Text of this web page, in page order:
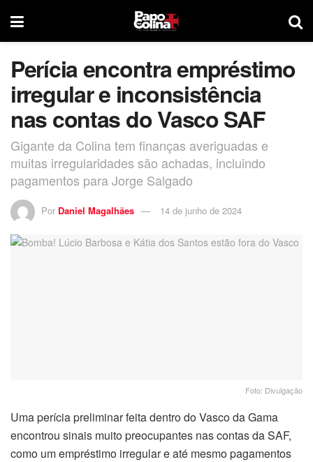
Perícia encontra empréstimo
irregular e inconsistência
nas contas do Vasco SAF
Gigante da Colina tem finanças averiguadas e
muitas irregularidades são achadas, incluindo
pagamentos para Jorge Salgado
Por Daniel Magalhães 14 de junho de 2024
Foto: Divulgação
Uma perícia preliminar feita dentro do Vasco da Gama
encontrou sinais muito preocupantes nas contas da SAF,
como um empréstimo irregular e até mesmo pagamentos